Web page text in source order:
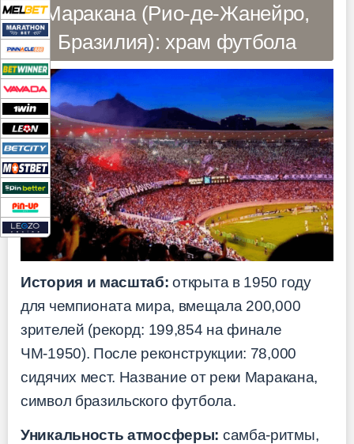
Маракана (Рио-де-Жанейро,
Бразилия): храм футбола
История и масштаб: открыта в 1950 году
для чемпионата мира, вмещала 200,000
зрителей (рекорд: 199,854 на финале
ЧМ-1950). После реконструкции: 78,000
сидячих мест. Название от реки Маракана,
символ бразильского футбола.
Уникальность атмосферы: самба-ритмы,